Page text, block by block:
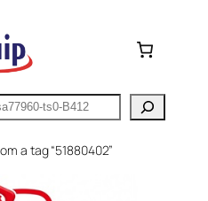
a tag “51880402”